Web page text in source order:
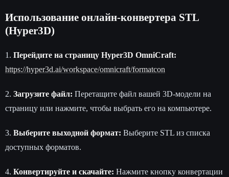
Использование онлайн-конвертера STL
(Hyper3D)
1. Перейдите на страницу Hyper3D OmniCraft:
https://hyper3d.ai/workspace/omnicraft/formatcon
2. Загрузите файл: Перетащите файл вашей 3D-модели на
страницу или нажмите, чтобы выбрать его на компьютере.
3. Выберите выходной формат: Выберите STL из списка
доступных форматов.
4. Конвертируйте и скачайте: Нажмите кнопку конвертации